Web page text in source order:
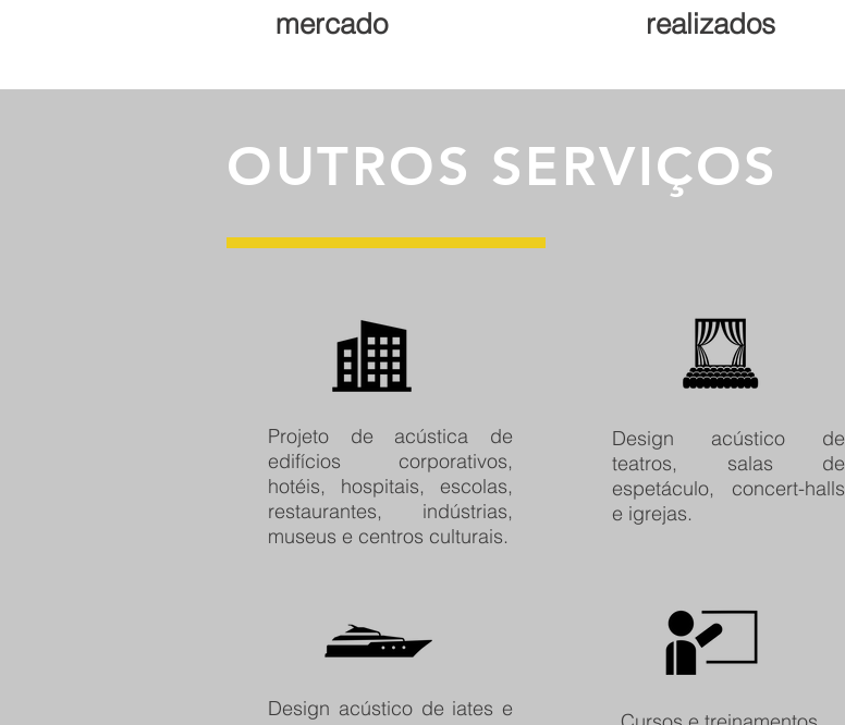
mercado
realizados
OUTROS SERVIÇOS
Projeto de acústica de
edifícios corporativos,
hotéis, hospitais, escolas,
restaurantes, indústrias,
museus e centros culturais.
Design acústico de
teatros, salas de
espetáculo, concert-halls
e igrejas.
Design acústico de iates e